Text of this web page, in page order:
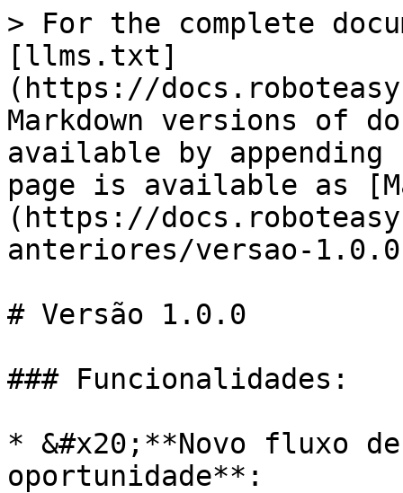
> For the complete
[llms.txt]
(https://
Markdown versions of
available by
page is available as
(https://
anteriores/versao-
# Versão 1.0.0
### Funcionalidades:
* &#x20;**Novo fluxo
oportunidade**: